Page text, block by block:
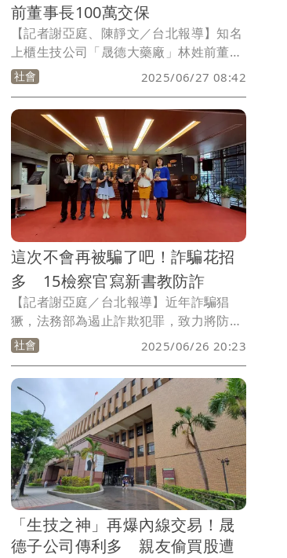
前董事長100萬交保
【記者謝亞庭、陳靜文／台北報導】知名
上櫃生技公司「晟德大藥廠」林姓前董座
再傳內線交易，被控於2010年間搶在晟德
子公司「永昕生物醫藥公司」發布利多消
息前，透過親友帳戶購入永昕公司股票，
涉犯《證券交易法》內線交易罪，北檢昨
天(26日)指揮調查局兵分23路搜索，約談
林男等26人，檢察官今凌晨諭令林男100
萬元交保。
社會 2025/06/27 08:42
這次不會再被騙了吧！詐騙花招
多 15檢察官寫新書教防詐
【記者謝亞庭／台北報導】近年詐騙猖
獗，法務部為遏止詐欺犯罪，致力將防詐
融入全民日常，繼2022年出版首本防詐手
冊後，今年再度集結15位檢察官，推出
《這次不會再被騙了吧！》第二輯，並於
今（26）日正式發表。延續第一輯「故事
說法」的理念，將真實案例轉化為生活故
事，並融入「打詐新四法」重點，期盼成
為民眾理解新法與建立防詐意識的橋樑，
提升社會整體法治觀念。
社會 2025/06/26 20:23
「生技之神」再爆內線交易！晟
德子公司傳利多 親友偷買股遭